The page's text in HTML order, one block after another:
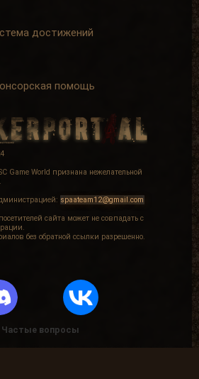
достижений
помощь
Game World признана нежелательной
spaateam12@gmail.com
сайта может не совпадать с
без обратной ссылки разрешенно.
Частые вопросы